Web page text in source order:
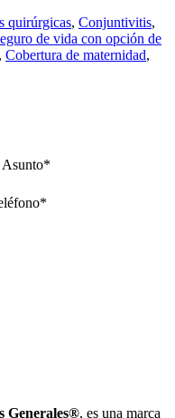
quirúrgicas, Conjuntivitis,
de vida con opción de
, Cobertura de maternidad,
Asunto*
Generales®, es una marca